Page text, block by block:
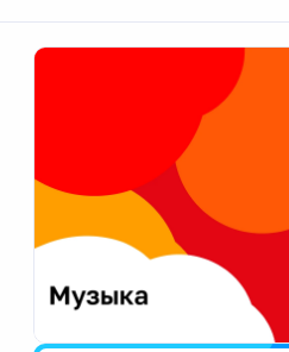
Апатиты
Екатеринбург
Калининград
Калуга